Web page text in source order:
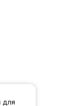
для